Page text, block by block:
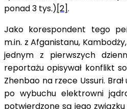
ponad 3 tys.)[2].
Jako korespondent tego
m.in. z Afganistanu,
jednym z pierwszych
reportażu opisywał konflikt
Zhenbao na rzece Ussuri.
po wybuchu elektrowni
potwierdzone są jego